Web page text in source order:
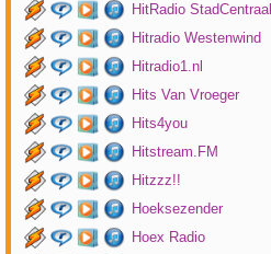
HitRadio StadCentraal
Hitradio Westenwind
Hitradio1.nl
Hits Van Vroeger
Hits4you
Hitstream.FM
Hitzzz!!
Hoeksezender
Hoex Radio